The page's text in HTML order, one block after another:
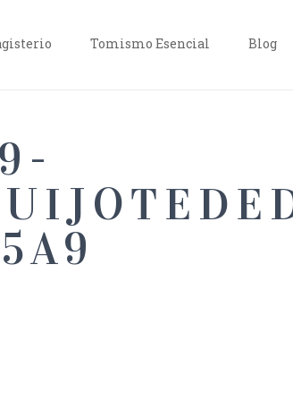
Tomismo Esencial Blog